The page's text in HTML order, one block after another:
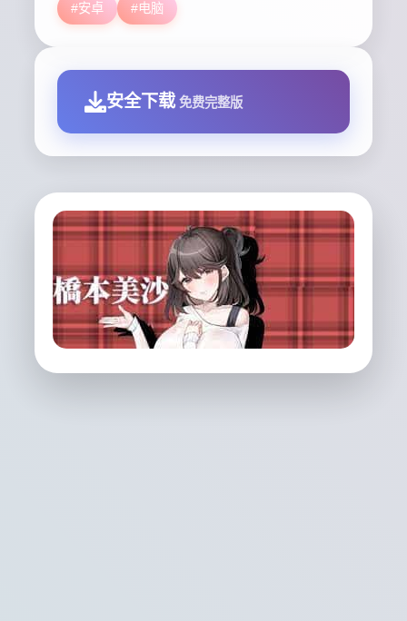
#安卓 #电脑
安全下载 免费完整版